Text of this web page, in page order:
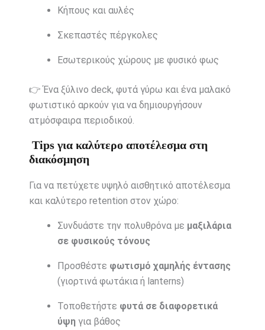
Κήπους και αυλές
Σκεπαστές πέργκολες
Εσωτερικούς χώρους με φυσικό φως
👉 Ένα ξύλινο deck, φυτά γύρω και ένα μαλακό
φωτιστικό αρκούν για να δημιουργήσουν
ατμόσφαιρα περιοδικού.
Tips για καλύτερο αποτέλεσμα στη
διακόσμηση
Για να πετύχετε υψηλό αισθητικό αποτέλεσμα
και καλύτερο retention στον χώρο:
Συνδυάστε την πολυθρόνα με μαξιλάρια
σε φυσικούς τόνους
Προσθέστε φωτισμό χαμηλής έντασης
(γιορτινά φωτάκια ή lanterns)
Τοποθετήστε φυτά σε διαφορετικά
ύψηγια βάθος